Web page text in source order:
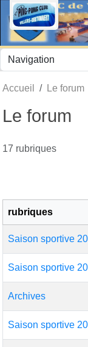
Accueil Le forum
Le forum
17 rubriques
rubriques
Saison sportive
Saison sportive
Archives
Saison sportive
Panneau de